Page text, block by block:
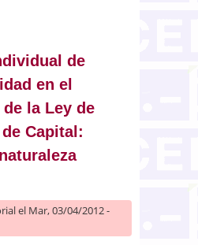
de
en el
la Ley de
Capital:
el Mar, 03/04/2012 -